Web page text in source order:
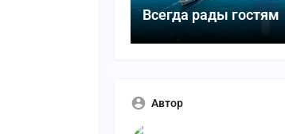
Всегда рады гостям
Автор